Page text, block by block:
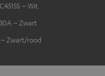
– Wit
– Zwart
– Zwart/rood